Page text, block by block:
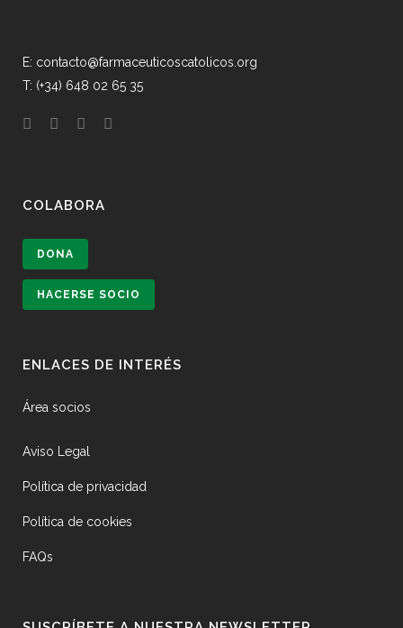
E: contacto@farmaceuticoscatolicos.org
T: (+34) 648 02 65 35
COLABORA
DONA
HACERSE SOCIO
ENLACES DE INTERÉS
Área socios
Aviso Legal
Política de privacidad
Política de cookies
FAQs